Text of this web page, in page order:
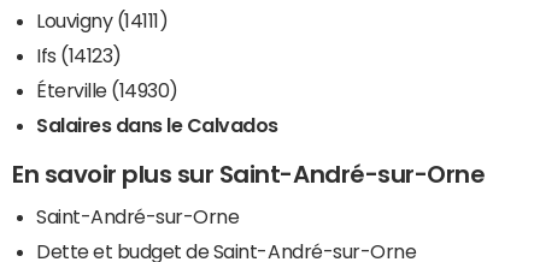
Louvigny (14111)
Ifs (14123)
Éterville (14930)
Salaires dans le Calvados
En savoir plus sur Saint-André-sur-Orne
Saint-André-sur-Orne
Dette et budget de Saint-André-sur-Orne